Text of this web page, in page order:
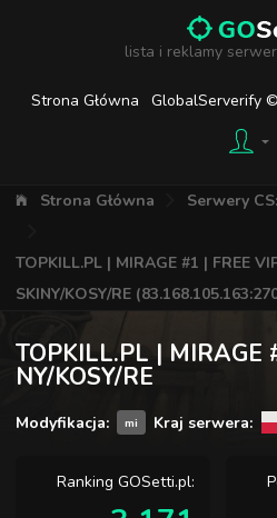
lista i reklamy
Strona Główna GlobalServerify ©
Strona Główna Serwery
TOPKILL.PL | MIRAGE #1 | FREE
SKINY/KOSY/RE
TOPKILL.PL | MIRAGE
NY/KOSY/RE
Modyfikacja: mi Kraj serwera:
Ranking GOSetti.pl: